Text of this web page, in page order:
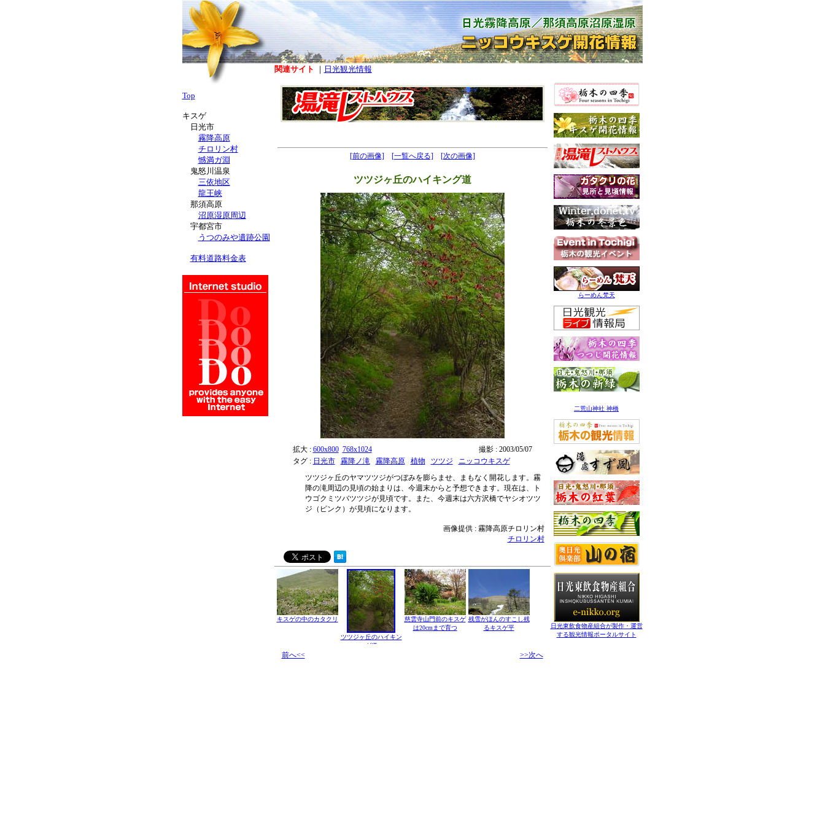
関連サイト ｜ 日光観光情報
[前の画像] [一覧へ戻る] [次の画像]
ツツジヶ丘のハイキング道
拡大 : 600x800 768x1024
撮影 : 2003/05/07
タグ : 日光市 霧降ノ滝 霧降高原 植物 ツツジ
ニッコウキスゲ
ツツジヶ丘のヤマツツジがつぼみを膨らませ、まもなく開花します。霧
降の滝周辺の見頃の始まりは、今週末からと予想できます。現在は、ト
ウゴクミツバツツジが見頃です。また、今週末は六方沢橋でヤシオツツ
ジ（ピンク）が見頃になります。
画像提供 : 霧降高原チロリン村
チロリン村
キスゲの中のカタクリ
ツツジヶ丘のハイキン
グ道
慈雲寺山門前のキスゲ
は20cmまで育つ
残雪がほんのすこし残
るキスゲ平
前へ<< >>次へ
らーめん梵天
二荒山神社 神橋
日光東飲食物産組合が製作・運営
する観光情報ポータルサイト
Top
キスゲ
日光市
霧降高原
チロリン村
憾満ガ淵
鬼怒川温泉
三依地区
龍王峡
那須高原
沼原湿原周辺
宇都宮市
うつのみや遺跡公園
有料道路料金表